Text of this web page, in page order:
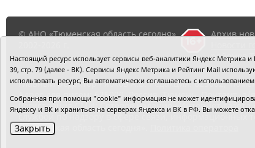
© АНО «Тюменская область сегодня»,
Архив
районов
Главный редактор Рябков А.В. Редакция: 625002,
Адрес для писем: 625000, Россия, Тюмень, Почтамт,
Регистрация СМИ: Сетевое издание «Интернет-
службой по надзору в сфере связи, информационных
«Тюменская область сегодня».
Настоящий ресурс использует сервисы веб-аналитики Яндекс
39, стр. 79 (далее - ВК). Сервисы Яндекс Метрика и Рейтинг Mail
использовать ресурс, Вы автоматически соглашаетесь с
Собранная при помощи "cookie" информация не может
Яндексу и ВК и храниться на серверах Яндекса и ВК в РФ. Вы можете
Закрыть